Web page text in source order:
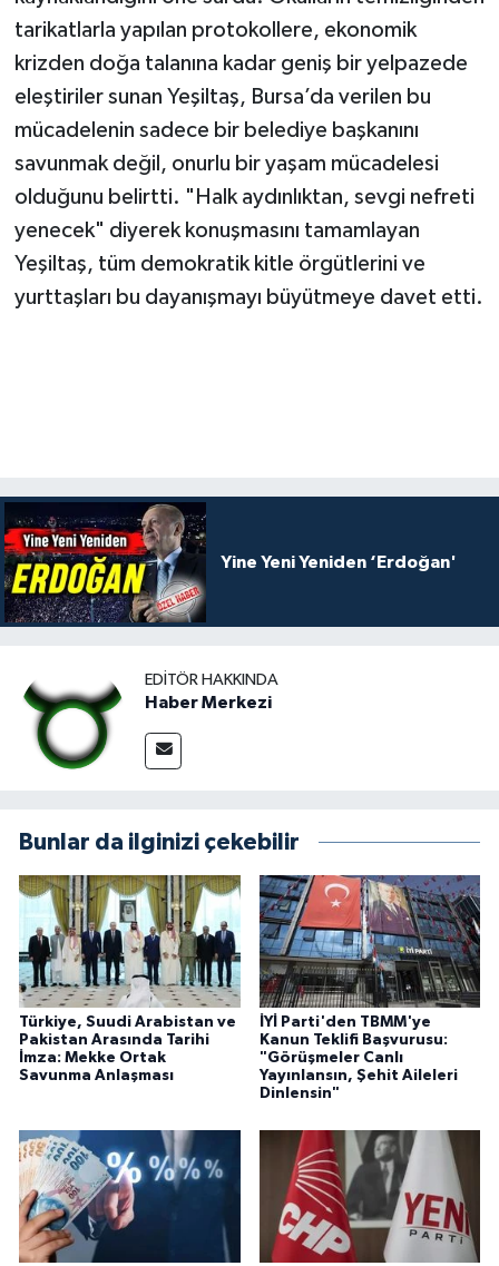
tarikatlarla yapılan protokollere, ekonomik
krizden doğa talanına kadar geniş bir yelpazede
eleştiriler sunan Yeşiltaş, Bursa’da verilen bu
mücadelenin sadece bir belediye başkanını
savunmak değil, onurlu bir yaşam mücadelesi
olduğunu belirtti. "Halk aydınlıktan, sevgi nefreti
yenecek" diyerek konuşmasını tamamlayan
Yeşiltaş, tüm demokratik kitle örgütlerini ve
yurttaşları bu dayanışmayı büyütmeye davet etti.
Yine Yeni Yeniden ‘Erdoğan'
EDITÖR HAKKINDA
Haber Merkezi
Bunlar da ilginizi çekebilir
Türkiye, Suudi Arabistan ve
Pakistan Arasında Tarihi
İmza: Mekke Ortak
Savunma Anlaşması
İYİ Parti'den TBMM'ye
Kanun Teklifi Başvurusu:
"Görüşmeler Canlı
Yayınlansın, Şehit Aileleri
Dinlensin"